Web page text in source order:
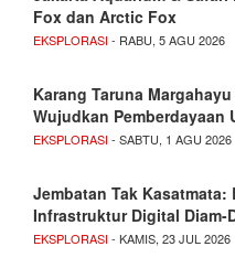
Fox dan Arctic Fox
EKSPLORASI- RABU, 5 AGU 2026
Karang Taruna
Wujudkan Pemberdayaan
EKSPLORASI- SABTU, 1 AGU 2026
Jembatan Tak Kasatmata:
Infrastruktur Digital Diam-
EKSPLORASI- KAMIS, 23 JUL 2026